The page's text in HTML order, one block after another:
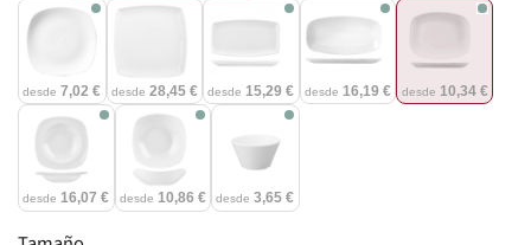
desde 7,02 € desde 28,45 € desde 15,29 € desde 16,19 € desde 10,34 €
desde16,07 € desde 10,86 € desde3,65 €